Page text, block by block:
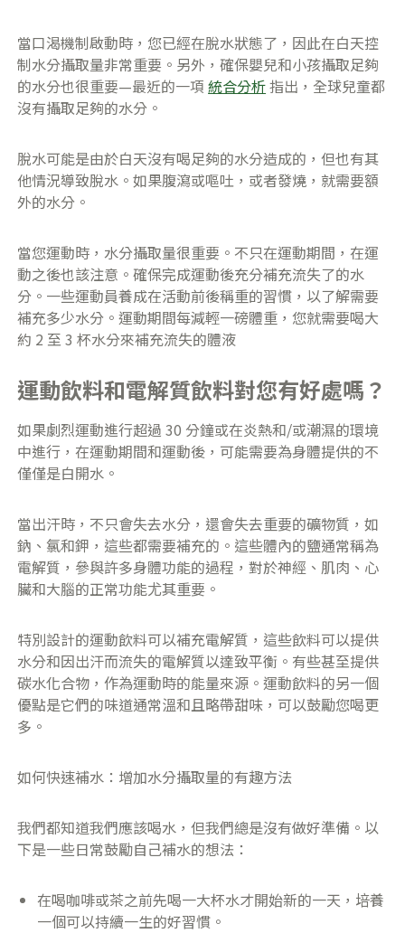
當口渴機制啟動時，您已經在脫水狀態了，因此在白天控
制水分攝取量非常重要。另外，確保嬰兒和小孩攝取足夠
的水分也很重要—最近的一項統合分析指出，全球兒童都
沒有攝取足夠的水分。
脫水可能是由於白天沒有喝足夠的水分造成的，但也有其
他情況導致脫水。如果腹瀉或嘔吐，或者發燒，就需要額
外的水分。
當您運動時，水分攝取量很重要。不只在運動期間，在運
動之後也該注意。確保完成運動後充分補充流失了的水
分。一些運動員養成在活動前後稱重的習慣，以了解需要
補充多少水分。運動期間每減輕一磅體重，您就需要喝大
約 2 至 3 杯水分來補充流失的體液
運動飲料和電解質飲料對您有好處嗎？
如果劇烈運動進行超過 30 分鐘或在炎熱和/或潮濕的環境
中進行，在運動期間和運動後，可能需要為身體提供的不
僅僅是白開水。
當出汗時，不只會失去水分，還會失去重要的礦物質，如
鈉、氯和鉀，這些都需要補充的。這些體內的鹽通常稱為
電解質，參與許多身體功能的過程，對於神經、肌肉、心
臟和大腦的正常功能尤其重要。
特別設計的運動飲料可以補充電解質，這些飲料可以提供
水分和因出汗而流失的電解質以達致平衡。有些甚至提供
碳水化合物，作為運動時的能量來源。運動飲料的另一個
優點是它們的味道通常溫和且略帶甜味，可以鼓勵您喝更
多。
​如何快速補水：增加水分攝取量的有趣方法
​我們都知道我們應該喝水，但我們總是沒有做好準備。以
下是一些日常鼓勵自己補水的想法：
​在喝咖啡或茶之前先喝一大杯水才開始新的一天，培養
一個可以持續一生的好習慣。